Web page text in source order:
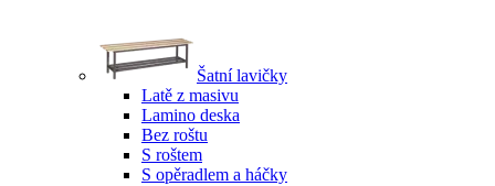
Šatní lavičky
Latě z masivu
Lamino deska
Bez roštu
S roštem
S opěradlem a háčky